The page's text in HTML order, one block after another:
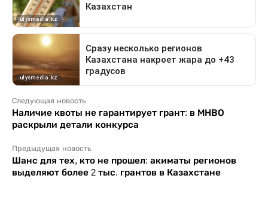
Следующая новость
Наличие квоты не гарантирует грант: в МНВО
раскрыли детали конкурса
Предыдущая новость
Шанс для тех, кто не прошел: акиматы регионов
выделяют более 2 тыс. грантов в Казахстане